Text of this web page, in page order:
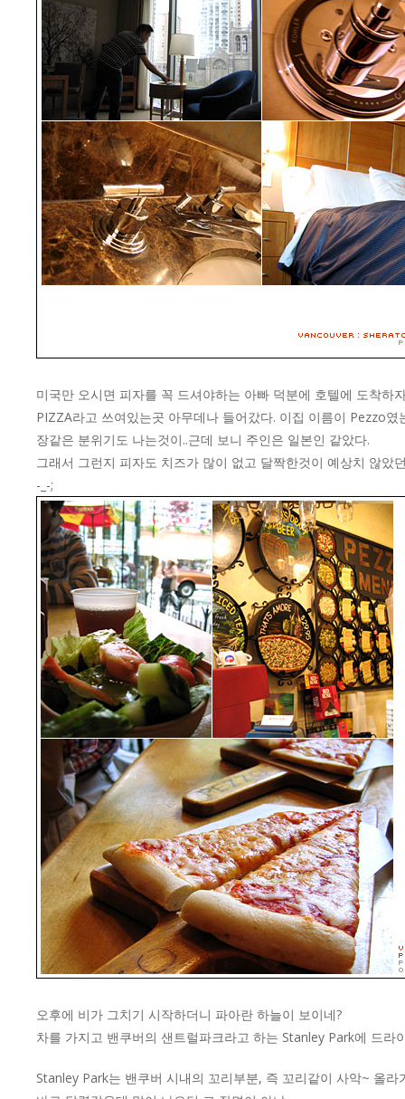
미국만 오시면 피자를 꼭 드셔야하는 아빠 덕분에 호텔에 도착
PIZZA라고 쓰여있는곳 아무데나 들어갔다. 이집 이름이 Pezzo
장같은 분위기도 나는것이..근데 보니 주인은 일본인 같았다.
그래서 그런지 피자도 치즈가 많이 없고 달짝한것이 예상치 않
-_-;
오후에 비가 그치기 시작하더니 파아란 하늘이 보이네?
차를 가지고 밴쿠버의 샌트럴파크라고 하는 Stanley Park에 드라
Stanley Park는 밴쿠버 시내의 꼬리부분, 즉 꼬리같이 사악~ 올